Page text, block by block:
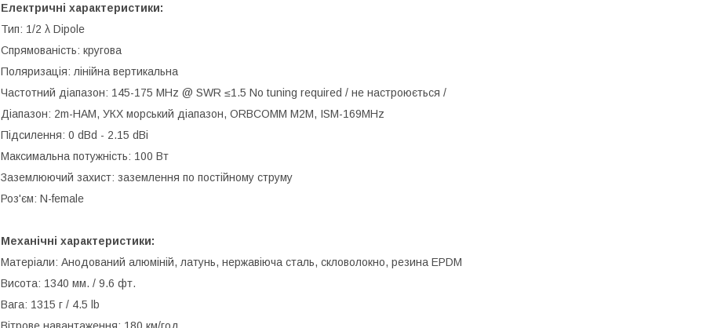
Електричні характеристики:
Тип: 1/2 λ Dipole
Спрямованість: кругова
Поляризація: лінійна вертикальна
Частотний діапазон: 145-175 MHz @ SWR ≤1.5 No tuning required / не настроюється /
Діапазон: 2m-HAM, УКХ морський діапазон, ORBCOMM M2M, ISM-169MHz
Підсилення: 0 dBd - 2.15 dBi
Максимальна потужність: 100 Вт
Заземлюючий захист: заземлення по постійному струму
Роз'єм: N-female
Механічні характеристики:
Матеріали: Анодований алюміній, латунь, нержавіюча сталь, скловолокно, резина EPDM
Висота: 1340 мм. / 9.6 фт.
Вага: 1315 г / 4.5 lb
Вітрове навантаження: 180 км/год